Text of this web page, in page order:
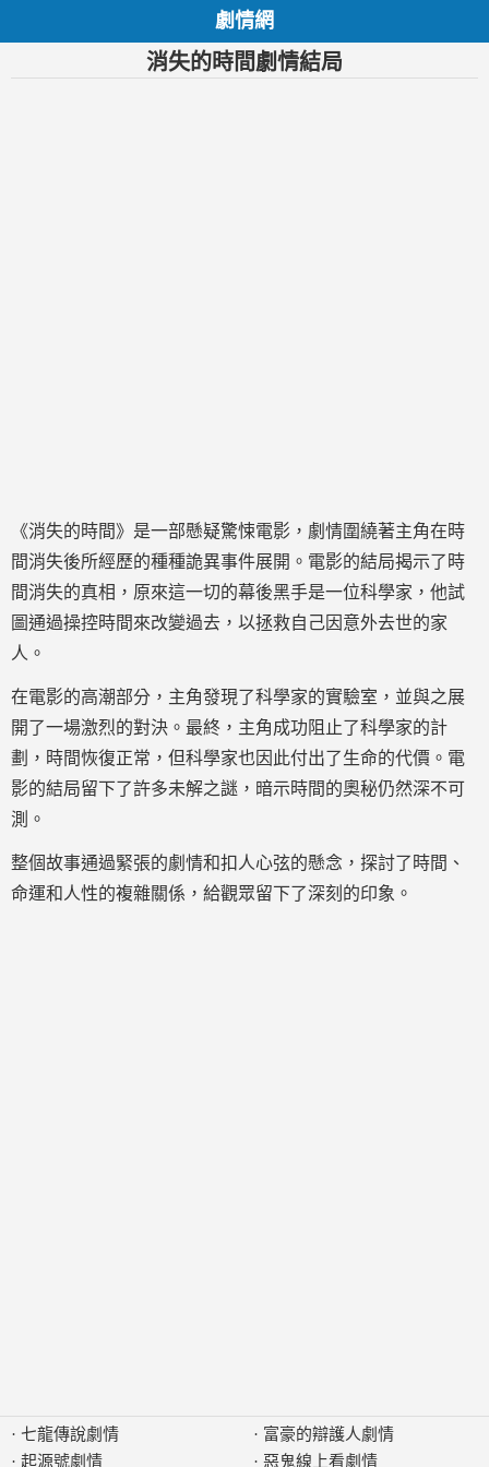
劇情網
消失的時間劇情結局
《消失的時間》是一部懸疑驚悚電影，劇情圍繞著主角在時
間消失後所經歷的種種詭異事件展開。電影的結局揭示了時
間消失的真相，原來這一切的幕後黑手是一位科學家，他試
圖通過操控時間來改變過去，以拯救自己因意外去世的家
人。
在電影的高潮部分，主角發現了科學家的實驗室，並與之展
開了一場激烈的對決。最終，主角成功阻止了科學家的計
劃，時間恢復正常，但科學家也因此付出了生命的代價。電
影的結局留下了許多未解之謎，暗示時間的奧秘仍然深不可
測。
整個故事通過緊張的劇情和扣人心弦的懸念，探討了時間、
命運和人性的複雜關係，給觀眾留下了深刻的印象。
· 七龍傳說劇情
· 起源號劇情
· 富豪的辯護人劇情
· 惡鬼線上看劇情